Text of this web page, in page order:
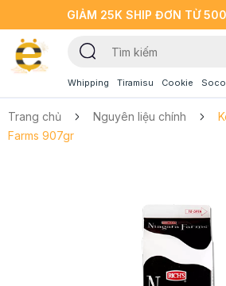
GIẢM 25K SHIP ĐƠN TỪ
Whipping Tiramisu Cookie
Trang chủ Nguyên liệu chính
Farms 907gr